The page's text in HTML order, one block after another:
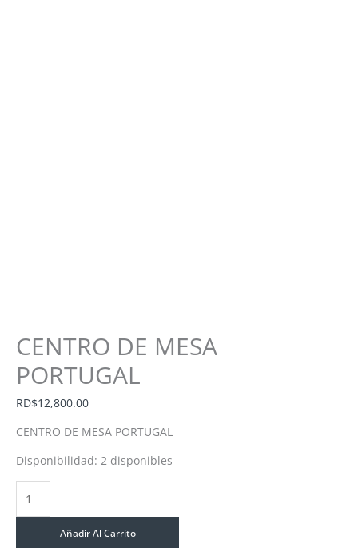
CENTRO DE MESA
PORTUGAL
RD$12,800.00
CENTRO DE MESA PORTUGAL
Disponibilidad: 2 disponibles
Añadir Al Carrito